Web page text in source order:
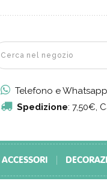
Telefono e Whatsapp
Spedizione: 7,50€,
ACCESSORI